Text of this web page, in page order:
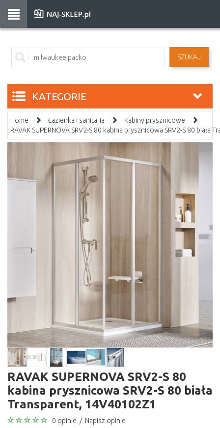
SZUKAJ
KATEGORIE
Home Łazienka i sanitaria
Kabiny prysznicowe
RAVAK SUPERNOVA SRV2-S 80 kabina prysznicowa SRV2-S 80 biała
RAVAK SUPERNOVA SRV2-S 80
kabina prysznicowa SRV2-S 80 biała
Transparent, 14V40102Z1
0 opinie / Napisz opinie